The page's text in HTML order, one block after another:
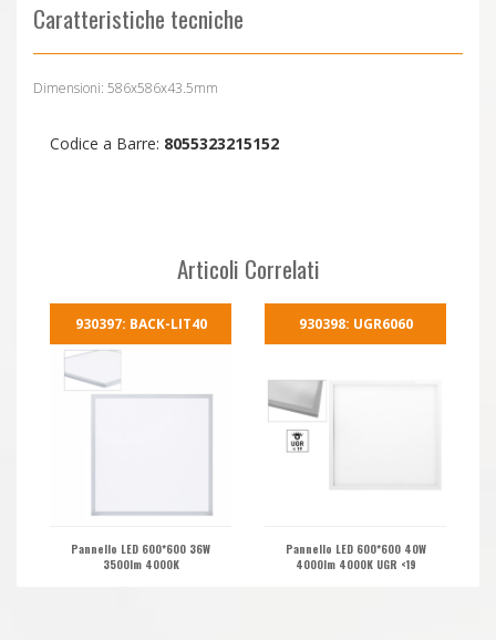
Caratteristiche tecniche
Dimensioni: 586x586x43.5mm
Codice a Barre: 8055323215152
Articoli Correlati
930397: BACK-LIT40
Pannello LED 600*600 36W
3500lm 4000K
930398: UGR6060
Pannello LED 600*600 40W
4000lm 4000K UGR <19